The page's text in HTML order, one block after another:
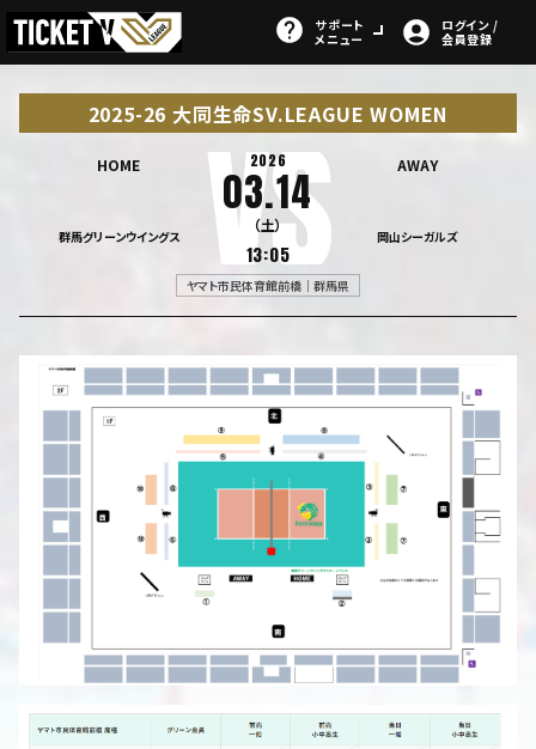
サポート
メニュー
ログイン /
会員登録
2025-26 大同生命SV.LEAGUE WOMEN
HOME
群馬グリーンウイングス
2026
03.14
（土）
13:05
AWAY
岡山シーガルズ
ヤマト市民体育館前橋｜群馬県